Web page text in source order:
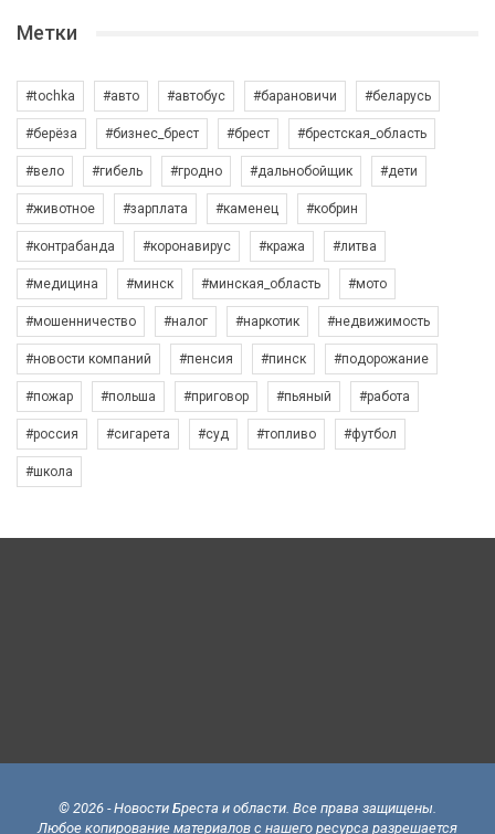
Метки
#tochka #авто #автобус #барановичи #беларусь
#берёза #бизнес_брест #брест #брестская_область
#вело #гибель #гродно #дальнобойщик #дети
#животное #зарплата #каменец #кобрин
#контрабанда #коронавирус #кража #литва
#медицина #минск #минская_область #мото
#мошенничество #налог #наркотик #недвижимость
#новости компаний #пенсия #пинск #подорожание
#пожар #польша #приговор #пьяный #работа
#россия #сигарета #суд #топливо #футбол
#школа
© 2026 - Новости Бреста и области. Все права защищены.
Любое копирование материалов с нашего ресурса разрешается